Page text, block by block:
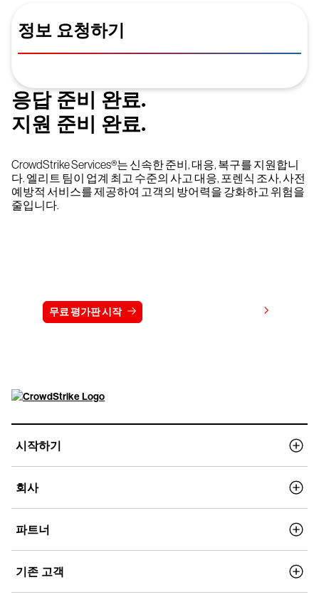
응답 준비 완료.
지원 준비 완료.
CrowdStrike Services®는 신속한 준비, 대응, 복구를 지원합니
다. 엘리트 팀이 업계 최고 수준의 사고 대응, 포렌식 조사, 사전
예방적 서비스를 제공하여 고객의 방어력을 강화하고 위험을
줄입니다.
정보 요청하기
무료 평가판 시작
시작하기
회사
파트너
기존 고객